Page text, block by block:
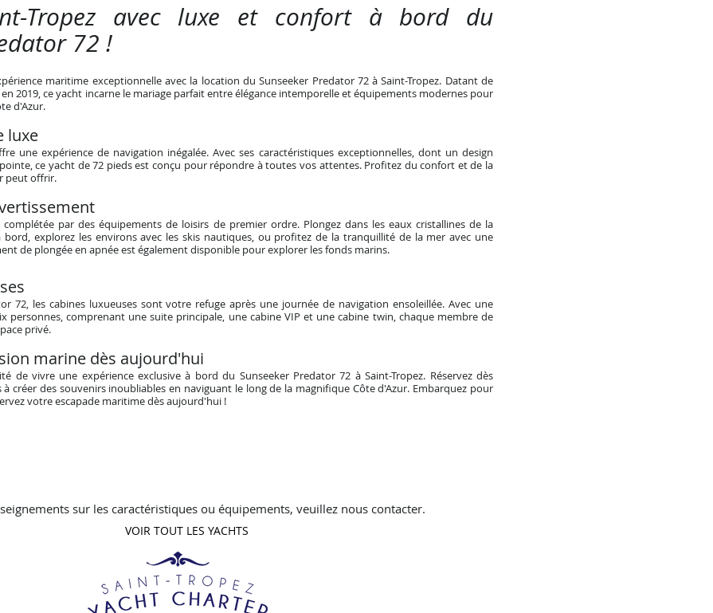
Tropez avec luxe et confort à bord du
72 !
maritime exceptionnelle avec la location du Sunseeker Predator 72 à Saint-Tropez. Datant de
2019, ce yacht incarne le mariage parfait entre élégance intemporelle et équipements modernes pour
d'Azur.
luxe
une expérience de navigation inégalée. Avec ses caractéristiques exceptionnelles, dont un design
ce yacht de 72 pieds est conçu pour répondre à toutes vos attentes. Profitez du confort et de la
peut offrir.
par des équipements de loisirs de premier ordre. Plongez dans les eaux cristallines de la
bord, explorez les environs avec les skis nautiques, ou profitez de la tranquillité de la mer avec une
de plongée en apnée est également disponible pour explorer les fonds marins.
72, les cabines luxueuses sont votre refuge après une journée de navigation ensoleillée. Avec une
personnes, comprenant une suite principale, une cabine VIP et une cabine twin, chaque membre de
privé.
marine dès aujourd'hui
de vivre une expérience exclusive à bord du Sunseeker Predator 72 à Saint-Tropez. Réservez dès
créer des souvenirs inoubliables en naviguant le long de la magnifique Côte d'Azur. Embarquez pour
votre escapade maritime dès aujourd'hui !
sur les caractéristiques ou équipements, veuillez nous contacter.
VOIR TOUT LES YACHTS